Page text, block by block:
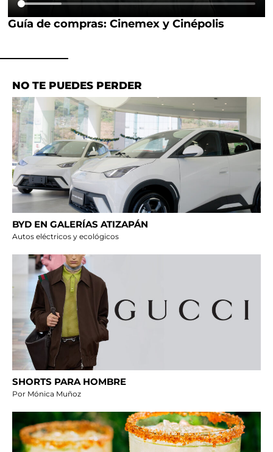
Guía de compras: Cinemex y Cinépolis
NO TE PUEDES PERDER
BYD EN GALERÍAS ATIZAPÁN
Autos eléctricos y ecológicos
SHORTS PARA HOMBRE
Por Mónica Muñoz